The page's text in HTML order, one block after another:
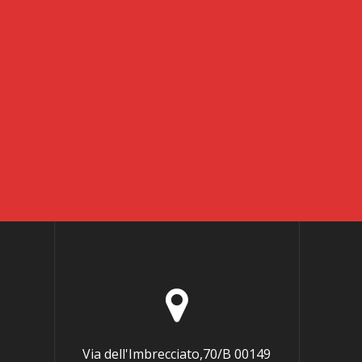
Via dell'Imbrecciato,70/B 00149